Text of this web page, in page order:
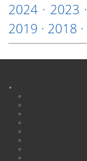
2024 · 2023 ·
2019 · 2018 ·